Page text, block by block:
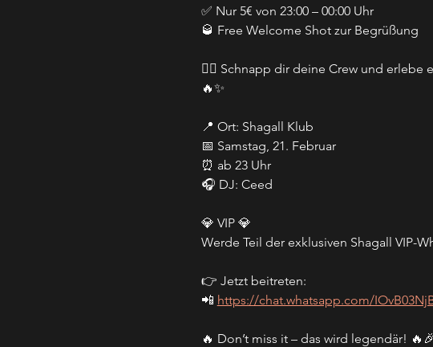
✅ Nur 5€ von 23:00 – 00:00 Uhr
🥃 Free Welcome Shot zur Begrüßung
👯‍♀️ Schnapp dir deine Crew und erlebe
🔥✨
📍 Ort: Shagall Klub
📅 Samstag, 21. Februar
⏰ ab 23 Uhr
🎧 DJ: Ceed
💎 VIP 💎
Werde Teil der exklusiven Shagall VIP-
👉 Jetzt beitreten:
📲 https://chat.whatsapp.com/
🔥 Don’t miss it – das wird legendär!